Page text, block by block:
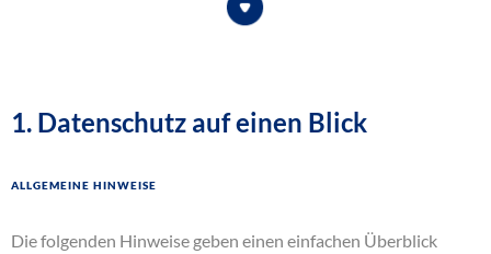
1. Datenschutz auf einen Blick
Allgemeine Hinweise
Die folgenden Hinweise geben einen einfachen Überblick